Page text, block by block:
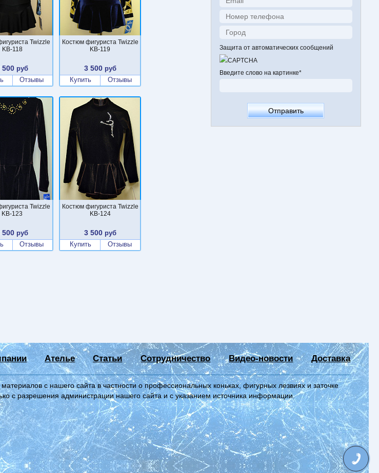
Защита от автоматических сообщений
Введите слово на картинке*
Twizzle
KB-118
500 руб
Отзывы
Костюм фигуриста Twizzle
KB-119
3 500руб
Купить
Отзывы
Twizzle
KB-123
500 руб
Отзывы
Костюм фигуриста Twizzle
KB-124
3 500руб
Купить
Отзывы
Ателье Статьи Сотрудничество Видео-новости Доставка
с нашего сайта в частности о профессиональных коньках, фигурных лезвиях и заточке
с разрешения администрации нашего сайта и с указанием источника информации.